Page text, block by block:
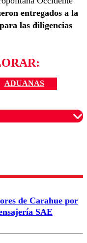
entregados a la
las diligencias
ADUANAS
garantizar un
de Carahue por
SAE